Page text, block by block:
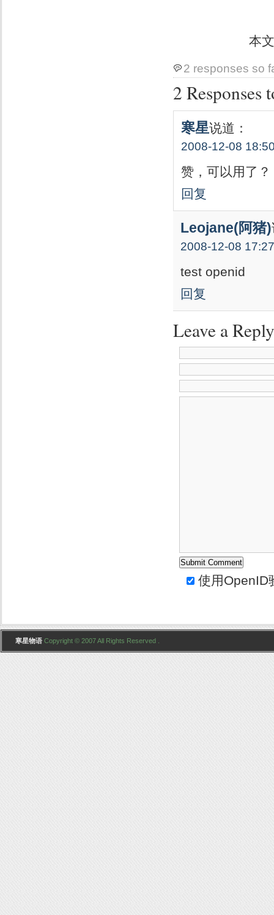
本
2 responses so
2
寒星说道：
2008-12-08
赞，可以用了？
回复
Leojane(阿猪)
2008-12-08
test openid
回复
Leave a Reply
使用OpenID
寒星物语 Copyright © 2007 All Rights Reserved .